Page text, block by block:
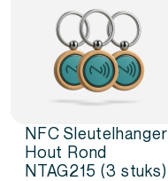
NFC Sleutelhanger
Hout Rond
NTAG215 (3 stuks)